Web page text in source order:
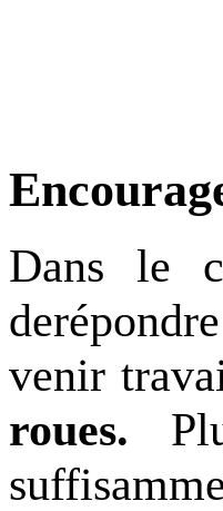
Dans le
de
venir
roues. P